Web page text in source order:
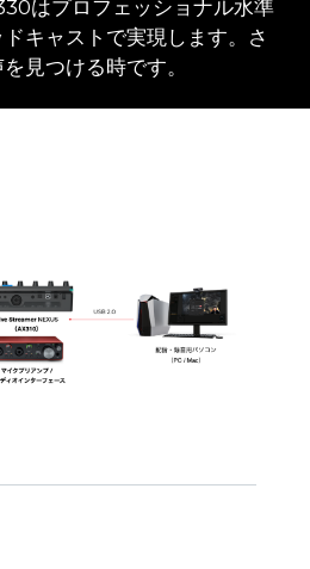
はプロフェッショナル水準
キャストで実現します。さ
見つける時です。